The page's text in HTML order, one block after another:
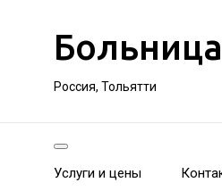
Больница
Россия, Тольятти
Услуги и цены